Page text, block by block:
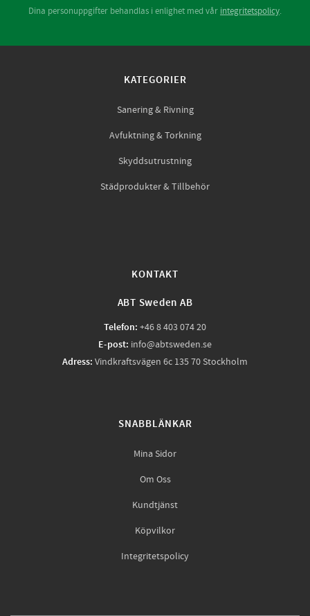
Dina personuppgifter behandlas i enlighet med vår integritetspolicy.
KATEGORIER
Sanering & Rivning
Avfuktning & Torkning
Skyddsutrustning
Städprodukter & Tillbehör
KONTAKT
ABT Sweden AB
Telefon: +46 8 403 074 20
E-post: info@abtsweden.se
Adress: Vindkraftsvägen 6c 135 70 Stockholm
SNABBLÄNKAR
Mina Sidor
Om Oss
Kundtjänst
Köpvilkor
Integritetspolicy